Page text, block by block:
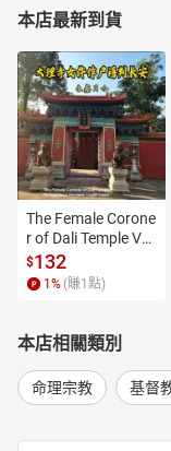
本店最新到貨
The Female Corone
r of Dali Temple Vo
l.6【有聲書】
$132
1 % (賺1 點)
本店相關類別
命理宗教 基督